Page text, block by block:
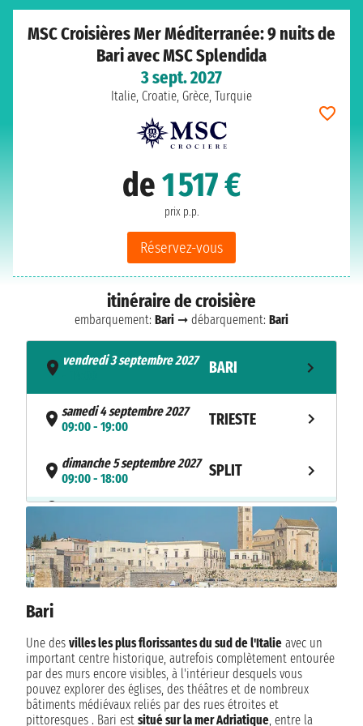
MSC Croisières Mer Méditerranée: 9 nuits de
Bari avec MSC Splendida
3 sept. 2027
Italie, Croatie, Grèce, Turquie
de1 517 €
prix p.p.
Réservez-vous
itinéraire de croisière
embarquement: Bari ➞ débarquement: Bari
vendredi 3 septembre 2027
BARI
samedi 4 septembre 2027
09:00 - 19:00
TRIESTE
dimanche 5 septembre 2027
09:00 - 18:00
SPLIT
lundi 6 septembre 2027 NAVIGATION
mardi 7 septembre 2027
08:00 - 18:00
ATHÈNES
mercredi 8 septembre 2027
jeudi 9 septembre 2027
10:00 - 23:00
ISTANBUL
vendredi 10 septembre 2027 NAVIGATION
samedi 11 septembre 2027
Bari
Une des villes les plus florissantes du sud de l'Italie avec un
important centre historique, autrefois complètement entourée
par des murs encore visibles, à l'intérieur desquels vous
pouvez explorer des églises, des théâtres et de nombreux
bâtiments médiévaux reliés par des rues étroites et
pittoresques . Bari est situé sur la mer Adriatique, entre la